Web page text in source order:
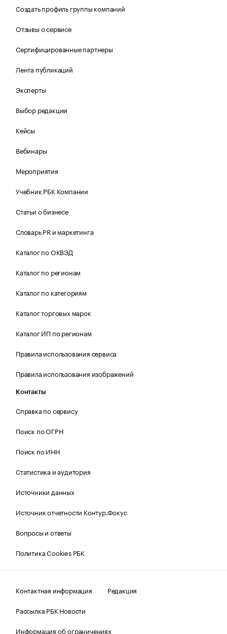
Создать профиль группы компаний
Отзывы о сервисе
Сертифицированные партнеры
Лента публикаций
Эксперты
Выбор редакции
Кейсы
Вебинары
Мероприятия
Учебник РБК Компании
Статьи о бизнесе
Словарь PR и маркетинга
Каталог по ОКВЭД
Каталог по регионам
Каталог по категориям
Каталог торговых марок
Каталог ИП по регионам
Правила использования сервиса
Правила использования изображений
Контакты
Справка по сервису
Поиск по ОГРН
Поиск по ИНН
Статистика и аудитория
Источники данных
Источник отчетности Контур.Фокус
Вопросы и ответы
Политика Cookies РБК
Контактная информация
Редакция
Рассылка РБК Новости
Информация об ограничениях